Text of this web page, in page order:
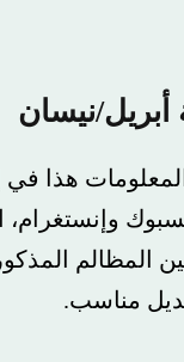
نيسان
هذا في
وإنستغرام،